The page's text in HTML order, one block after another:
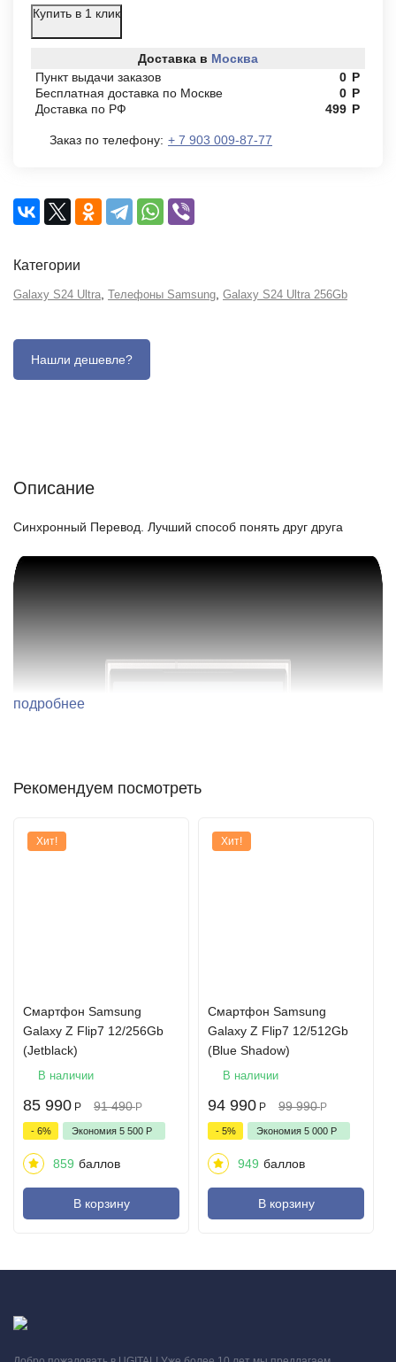
Купить в 1 клик
Доставка в Москва
Пункт выдачи заказов
0 Р
Бесплатная доставка по Москве
0 Р
Доставка по РФ
499 Р
Заказ по телефону: + 7 903 009-87-77
Категории
Galaxy S24 Ultra Телефоны Samsung Galaxy S24 Ultra 256Gb
Описание
Синхронный Перевод. Лучший способ понять друг друга
подробнее
Рекомендуем посмотреть
Хит!
Смартфон Samsung
Galaxy Z Flip7 12/256Gb
(Jetblack)
В наличии
85 990 Р 91 490 Р
- 6% Экономия 5 500 Р
859 баллов
В корзину
Хит!
Смартфон Samsung
Galaxy Z Flip7 12/512Gb
(Blue Shadow)
В наличии
94 990 Р 99 990 Р
- 5% Экономия 5 000 Р
949 баллов
В корзину